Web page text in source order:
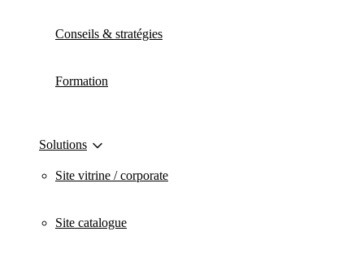
Conseils & stratégies
Formation
Solutions
Site vitrine / corporate
Site catalogue